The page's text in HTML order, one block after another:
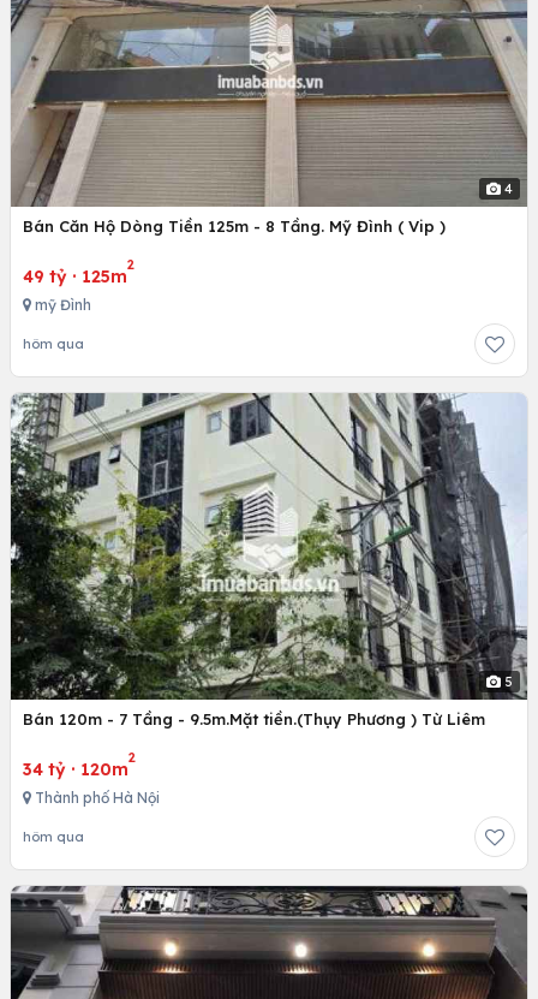
4
Bán Căn Hộ Dòng Tiền 125m - 8 Tầng. Mỹ Đình ( Vip )
49 tỷ · 125m
2
mỹ Đình
hôm qua
5
Bán 120m - 7 Tầng - 9.5m.Mặt tiền.(Thụy Phương ) Từ Liêm
34 tỷ · 120m
2
Thành phố Hà Nội
hôm qua